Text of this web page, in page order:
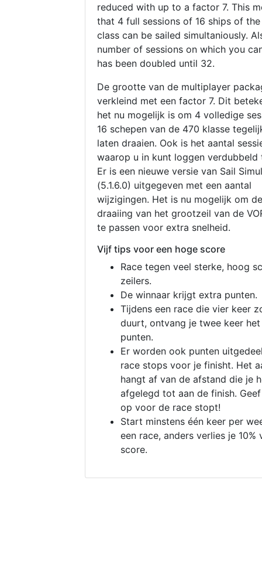
reduced with up to a factor 7. This
that 4 full sessions of 16 ships of
class can be sailed simultaniously.
number of sessions on which you
has been doubled until 32.
De grootte van de multiplayer
verkleind met een factor 7. Dit
het nu mogelijk is om 4 volledige
16 schepen van de 470 klasse
laten draaien. Ook is het aantal
waarop u in kunt loggen verdubbeld
Er is een nieuwe versie van Sail
(5.1.6.0) uitgegeven met een aantal
wijzigingen. Het is nu mogelijk om de
draaiing van het grootzeil van de
te passen voor extra snelheid.
Vijf tips voor een hoge score
Race tegen veel sterke, hoog
zeilers.
De winnaar krijgt extra punten.
Tijdens een race die vier keer
duurt, ontvang je twee keer
punten.
Er worden ook punten
race stops voor je finisht. Het
hangt af van de afstand die je
afgelegd tot aan de finish.
op voor de race stopt!
Start minstens één keer per
een race, anders verlies je 10%
score.